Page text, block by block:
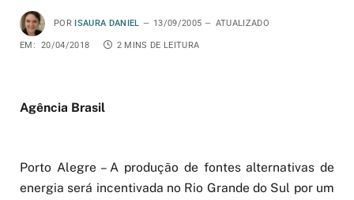
POR ISAURA DANIEL 13/09/2005 ATUALIZADO
EM: 20/04/2018 2 MINS DE LEITURA
Agência Brasil
Porto Alegre – A produção de fontes alternativas de
energia será incentivada no Rio Grande do Sul por um